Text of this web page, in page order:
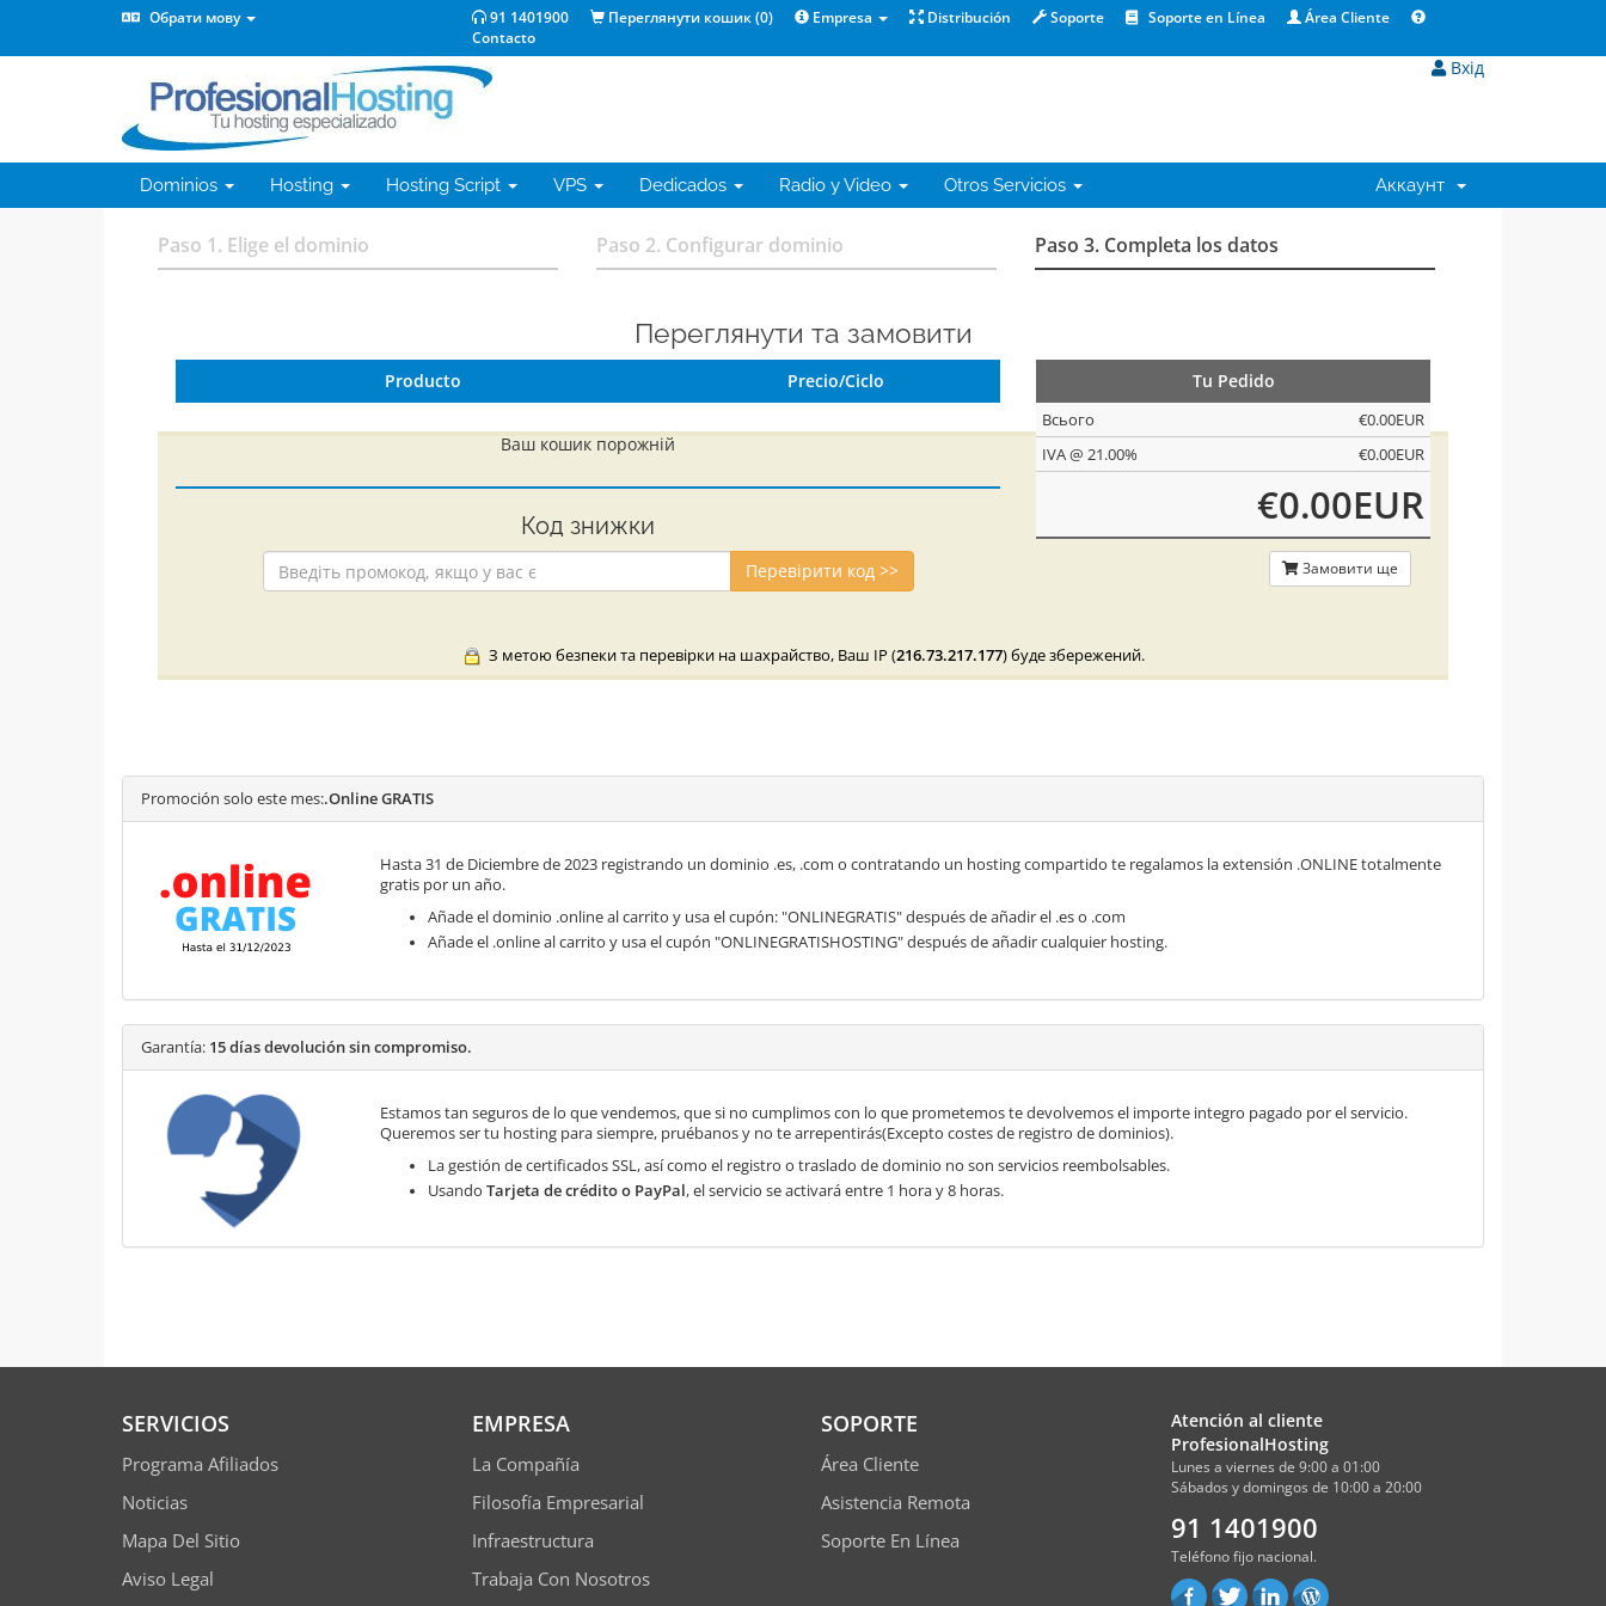
Обрати мову 91 1401900 Переглянути кошик (0) Empresa Distribución Soporte Soporte en Línea
Área Cliente
Contacto
Вхід
Dominios Hosting Hosting Script VPS Dedicados Radio y Video Otros Servicios Аккаунт
Paso 1. Elige el dominio Paso 2. Configurar dominio Paso 3. Completa los datos
Переглянути та замовити
Producto Precio/Ciclo
Ваш кошик порожній
Код знижки
Перевірити код >>
Tu Pedido
Всього
€0.00EUR
IVA @ 21.00%
€0.00EUR
€0.00EUR
Замовити ще
З метою безпеки та перевірки на шахрайство, Ваш IP (216.73.217.177) буде збережений.
Promoción solo este mes:.Online GRATIS
Hasta 31 de Diciembre de 2023 registrando un dominio .es, .com o contratando un hosting compartido te regalamos la extensión .ONLINE totalmente
gratis por un año.
Añade el dominio .online al carrito y usa el cupón: "ONLINEGRATIS" después de añadir el .es o .com
Añade el .online al carrito y usa el cupón "ONLINEGRATISHOSTING" después de añadir cualquier hosting.
Garantía: 15 días devolución sin compromiso.
Estamos tan seguros de lo que vendemos, que si no cumplimos con lo que prometemos te devolvemos el importe integro pagado por el servicio.
Queremos ser tu hosting para siempre, pruébanos y no te arrepentirás(Excepto costes de registro de dominios).
La gestión de certificados SSL, así como el registro o traslado de dominio no son servicios reembolsables.
Usando Tarjeta de crédito o PayPal, el servicio se activará entre 1 hora y 8 horas.
SERVICIOS
Programa Afiliados
Noticias
Mapa Del Sitio
Aviso Legal
EMPRESA
La Compañía
Filosofía Empresarial
Infraestructura
Trabaja Con Nosotros
SOPORTE
Área Cliente
Asistencia Remota
Soporte En Línea
Atención al cliente
ProfesionalHosting
Lunes a viernes de 9:00 a 01:00
Sábados y domingos de 10:00 a 20:00
91 1401900
Teléfono fijo nacional.